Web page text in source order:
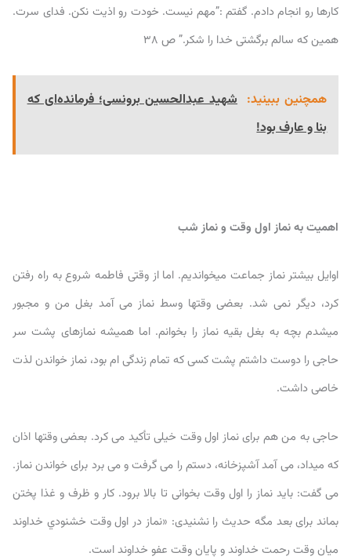
کارها رو انجام دادم. گفتم :”مهم نیست. خودت رو اذیت نکن. فدای سرت.
همین که سالم برگشتی خدا را شکر.” ص ۳۸
همچنین ببینید:
شهید عبدالحسین برونسی؛ فرمانده‌‌‌ای که
بنا و عارف بود!
اهمیت به نماز اول وقت و نماز شب
اوایل بیشتر نماز جماعت میخواندیم. اما از وقتی فاطمه شروع به راه رفتن
کرد، دیگر نمی شد. بعضی وقتها وسط نماز می آمد بغل من و مجبور
میشدم بچه به بغل بقیه نماز را بخوانم. اما همیشه نمازهای پشت سر
حاجی را دوست داشتم پشت کسی که تمام زندگی ام بود، نماز خواندن لذت
خاصی داشت.
حاجی به من هم برای نماز اول وقت خیلی تأکید می کرد. بعضی وقتها اذان
که میداد، می آمد آشپزخانه، دستم را می گرفت و می برد برای خواندن نماز.
می گفت: باید نماز را اول وقت بخوانی تا بالا برود. کار و ظرف و غذا پختن
بماند برای بعد مگه حدیث را نشنیدی: «نماز در اول وقت خشنودي خداوند
میان وقت رحمت خداوند و پایان وقت عفو خداوند است.